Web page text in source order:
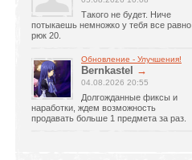
Такого не будет. Ниче
потыкаешь немножко у тебя все равно
рюк 20.
Обновление - Улучшения!
Bernkastel →
04.08.2026 20:55
Долгожданные фиксы и
наработки, ждем возможность
продавать больше 1 предмета за раз.